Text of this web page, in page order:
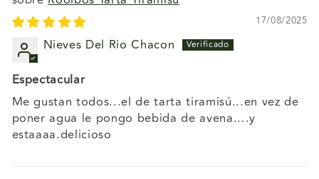
17/08/2025
Nieves Del Rio Chacon
Espectacular
Me gustan todos...el de tarta tiramisú...en vez de
poner agua le pongo bebida de avena....y
estaaaa.delicioso